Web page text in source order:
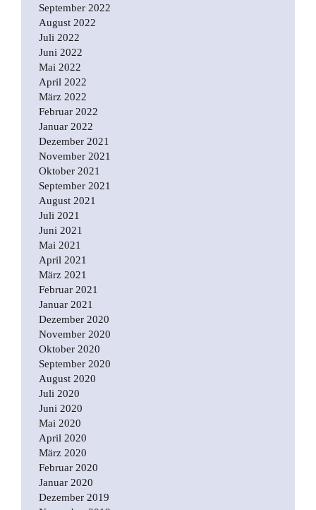
September 2022
August 2022
Juli 2022
Juni 2022
Mai 2022
April 2022
März 2022
Februar 2022
Januar 2022
Dezember 2021
November 2021
Oktober 2021
September 2021
August 2021
Juli 2021
Juni 2021
Mai 2021
April 2021
März 2021
Februar 2021
Januar 2021
Dezember 2020
November 2020
Oktober 2020
September 2020
August 2020
Juli 2020
Juni 2020
Mai 2020
April 2020
März 2020
Februar 2020
Januar 2020
Dezember 2019